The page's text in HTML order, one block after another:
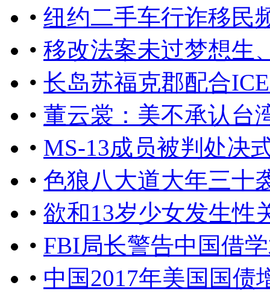
• 纽约二手车行诈移民
• 移改法案未过梦想生
• 长岛苏福克郡配合
• 董云裳：美不承认台
• MS-13成员被判处决
• 色狼八大道大年三十
• 欲和13岁少女发生性
• FBI局长警告中国借
• 中国2017年美国国债